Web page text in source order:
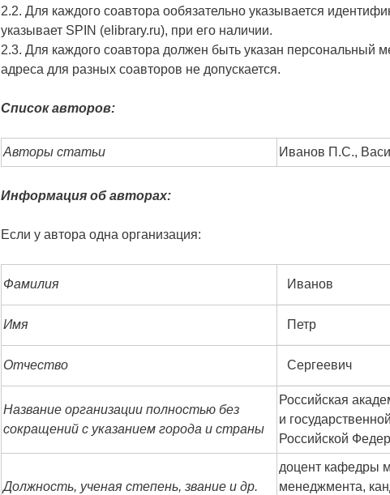
2.2. Для каждого соавтора ообязательно указывается
указывает SPIN (elibrary.ru), при его наличии.
2.3. Для каждого соавтора должен быть указан персональный
адреса для разных соавторов не допускается.
Список авторов:
Авторы статьи Иванов П.С.,
Информация об авторах:
Если у автора одна организация:
Фамилия Иванов
Имя Петр
Отчество Сергеевич
Название организации полностью без
сокращений с указанием города и страны
Российская
и
Российской
Должность, ученая степень, звание и др.
доцент кафедры
менеджмента,